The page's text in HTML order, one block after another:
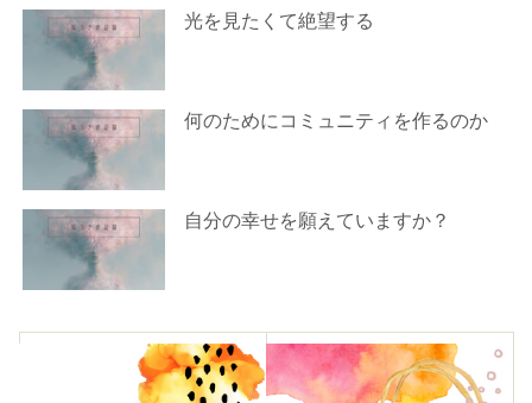
光を見たくて絶望する
何のためにコミュニティを作るのか
自分の幸せを願えていますか？